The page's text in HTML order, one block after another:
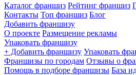
Каталог франшиз Рейтинг франшиз
Контакты Топ франшиз Блог
Добавить франшизу
О проекте Размещение рекламы
Упаковать франшизу
+ Добавить франшизу Упаковать
Франшизы по городам Отзывы о
Помощь в подборе франшизы База